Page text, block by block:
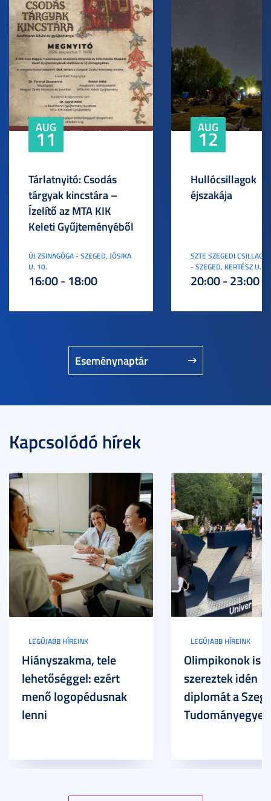
Eseménynaptár
AUG
11
Tárlatnyitó: Csodás
tárgyak kincstára –
Ízelítő az MTA KIK
Keleti Gyűjteményéből
ÚJ ZSINAGÓGA - SZEGED, JÓSIKA
U. 10.
16:00 - 18:00
AUG
12
Hullócsillagok
éjszakája
SZTE SZEGEDI
- SZEGED, KERTÉSZ U. 3.
20:00 - 23:00
Kapcsolódó hírek
LEGÚJABB HÍREINK
Hiányszakma, tele
lehetőséggel: ezért
menő logopédusnak
lenni
LEGÚJABB HÍREINK
Olimpikonok is
szereztek idén
diplomát a